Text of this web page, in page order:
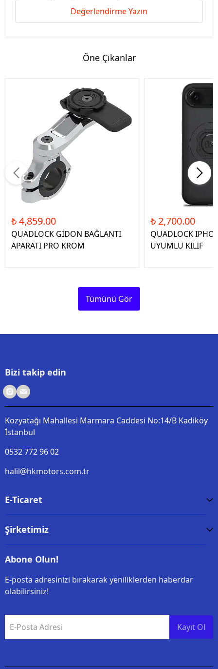
Değerlendirme Yazın
Öne Çıkanlar
₺ 4,859.00
QUADLOCK GİDON BAĞLANTI
APARATI PRO KROM
₺ 2,700.00
QUADLOCK
UYUMLU KILIF
Tümünü Gör
Bizi takip edin
Kozyatağı Mahallesi Marmara Caddesi No:14/B Kadiköy
İstanbul
0532 772 96 02
halil@hkmotors.com.tr
E-Ticaret
Şirketimiz
Abone Olun!
E-posta adresinizi bırakarak yeniliklerden haberdar
olabilirsiniz!
E-Posta Adresi Kayıt Ol